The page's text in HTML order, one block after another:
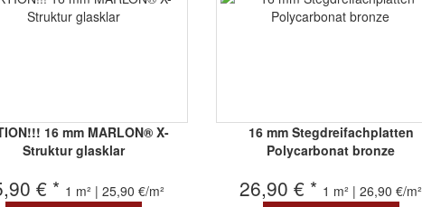
16 mm MARLON® X-
Struktur glasklar
€ * 1 m² | 25,90 €/m²
16 mm Stegdreifachplatten
Polycarbonat bronze
26,90 € * 1 m² | 26,90 €/m²